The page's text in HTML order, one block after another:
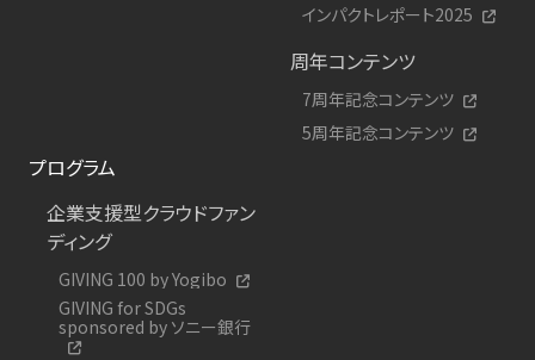
インパクトレポート2025
周年コンテンツ
7周年記念コンテンツ
5周年記念コンテンツ
プログラム
企業支援型クラウドファン
ディング
GIVING 100 by Yogibo
GIVING for SDGs
sponsored by ソニー銀行